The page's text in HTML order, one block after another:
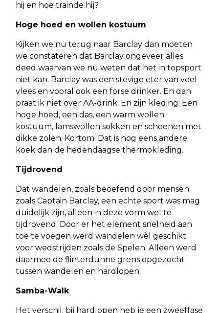
hij en hoe trainde hij?
Hoge hoed en wollen kostuum
Kijken we nu terug naar Barclay dan moeten
we constateren dat Barclay ongeveer alles
deed waarvan we nu weten dat het in topsport
niet kan. Barclay was een stevige eter van veel
vlees en vooral ook een forse drinker. En dan
praat ik niet over AA-drink. En zijn kleding: Een
hoge hoed, een das, een warm wollen
kostuum, lamswollen sokken en schoenen met
dikke zolen. Kortom: Dat is nog eens andere
koek dan de hedendaagse thermokleding.
Tijdrovend
Dat wandelen, zoals beoefend door mensen
zoals Captain Barclay, een echte sport was mag
duidelijk zijn, alleen in deze vorm wel te
tijdrovend. Door er het element snelheid aan
toe te voegen werd wandelen wèl geschikt
voor wedstrijden zoals de Spelen. Alleen werd
daarmee de flinterdunne grens opgezocht
tussen wandelen en hardlopen.
Samba-Walk
Het verschil: bij hardlopen heb je een zweeffase